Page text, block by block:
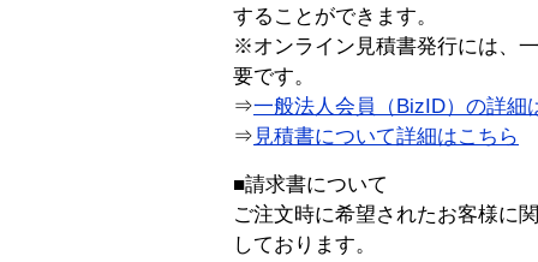
することができます。
※オンライン見積書発行には、
要です。
⇒一般法人会員（BizID）の詳細
⇒ 見積書について詳細はこちら
■請求書について
ご注文時に希望されたお客様に
しております。